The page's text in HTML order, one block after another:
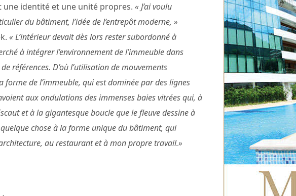
identité et une unité propres. « J’ai voulu
du bâtiment, l’idée de l’entrepôt moderne, »
« L’intérieur devait dès lors rester subordonné à
à intégrer l’environnement de l’immeuble dans
références. D’où l’utilisation de mouvements
de l’immeuble, qui est dominée par des lignes
aux ondulations des immenses baies vitrées qui, à
et à la gigantesque boucle que le fleuve dessine à
quelque chose à la forme unique du bâtiment, qui
au restaurant et à mon propre travail.»